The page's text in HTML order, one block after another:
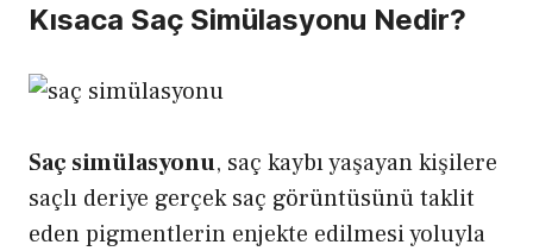
Kısaca Saç Simülasyonu Nedir?
Saç simülasyonu, saç kaybı yaşayan kişilere
saçlı deriye gerçek saç görüntüsünü taklit
eden pigmentlerin enjekte edilmesi yoluyla